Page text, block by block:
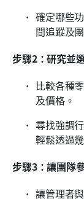
確定哪些
間追蹤及
步驟2：研究並
比較各種
及價格。
尋找強調
輕鬆透過
步驟3：讓團隊
讓管理者